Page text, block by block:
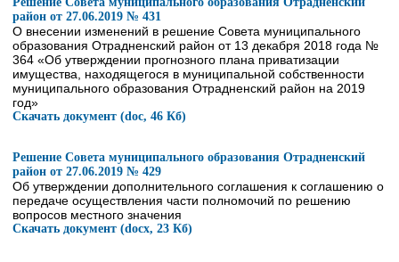
район от 27.06.2019 № 431
О внесении изменений в решение Совета муниципального
образования Отрадненский район от 13 декабря 2018 года №
364 «Об утверждении прогнозного плана приватизации
имущества, находящегося в муниципальной собственности
муниципального образования Отрадненский район на 2019
год»
Скачать документ (doc, 46 Кб)
Решение Совета муниципального образования Отрадненский
район от 27.06.2019 № 429
Об утверждении дополнительного соглашения к соглашению о
передаче осуществления части полномочий по решению
вопросов местного значения
Скачать документ (docx, 23 Кб)